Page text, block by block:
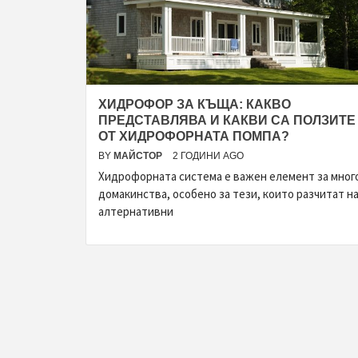
ХИДРОФОР ЗА КЪЩА: КАКВО
ПРЕДСТАВЛЯВА И КАКВИ СА ПОЛЗИТЕ
ОТ ХИДРОФОРНАТА ПОМПА?
BY МАЙСТОР 2 ГОДИНИ AGO
Хидрофорната система е важен елемент за
домакинства, особено за тези, които разчитат на
алтернативни